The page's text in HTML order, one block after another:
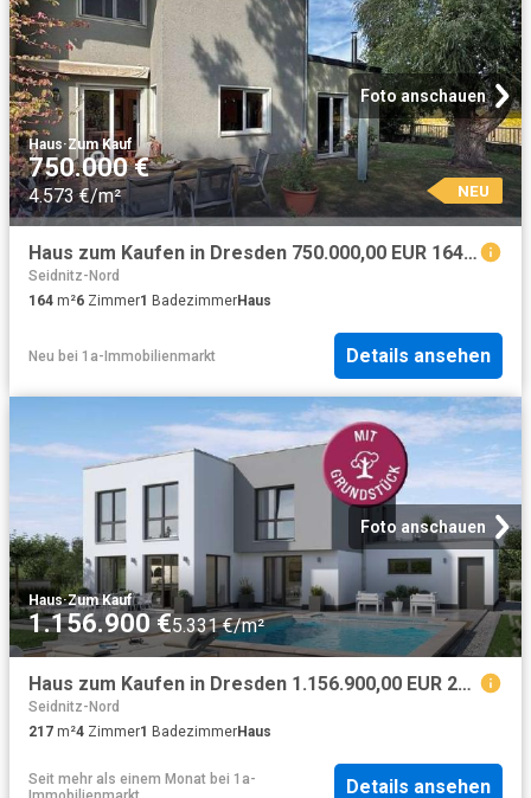
Foto anschauen
Haus·Zum Kauf
750.000 €
4.573 €/m² NEU
Haus zum Kaufen in Dresden 750.000,00 EUR 164.09 m²
Seidnitz-Nord
164 m²6 Zimmer1 BadezimmerHaus
Neu bei 1a-Immobilienmarkt Details ansehen
Foto anschauen
Haus·Zum Kauf
1.156.900 €5.331 €/m²
Haus zum Kaufen in Dresden 1.156.900,00 EUR 217 m²
Seidnitz-Nord
217 m²4 Zimmer1 BadezimmerHaus
Seit mehr als einem Monat bei 1a-
Details ansehen